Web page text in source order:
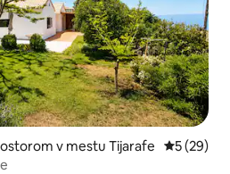
v mestu Tijarafe
5 (29)